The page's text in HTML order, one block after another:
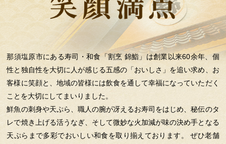
那須塩原市にある寿司・和食「割烹 錦鮨」は創業以来60余年、個
性と独自性を大切に人が感じる五感の「おいしさ」を追い求め、お
客様に笑顔と、地域の皆様には飲食を通して幸福になっていただく
ことを大切にしてまいりました。
鮮魚の刺身や天ぷら、職人の腕が冴えるお寿司をはじめ、秘伝のタ
レで焼き上げる活うなぎ、そして微妙な火加減が味の決め手となる
天ぷらまで多彩でおいしい和食を取り揃えております。 ぜひ老舗